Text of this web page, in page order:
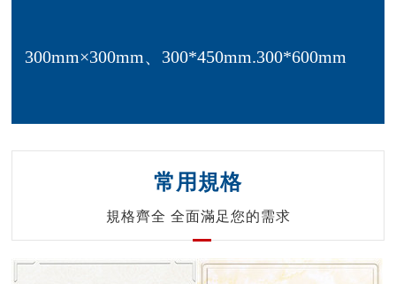
300mm×300mm、300*450mm.300*600mm
常用規格
規格齊全 全面滿足您的需求